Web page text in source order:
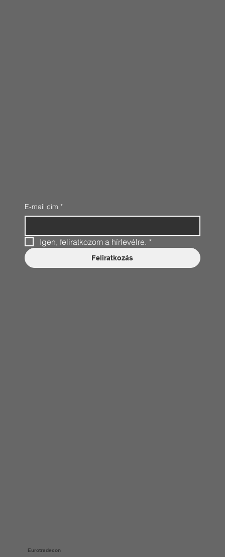
Eurotradecon
E-mail cím *
Igen, feliratkozom a hírlevélre. *
Feliratkozás